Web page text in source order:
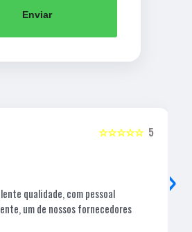
Enviar
5
☆☆☆☆☆
qualidade, com pessoal
um de nossos fornecedores
›